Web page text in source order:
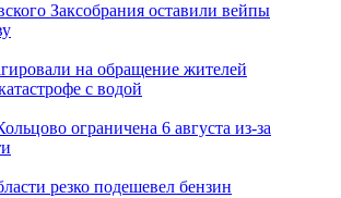
Заксобрания оставили вейпы
на обращение жителей
с водой
ограничена 6 августа из-за
резко подешевел бензин